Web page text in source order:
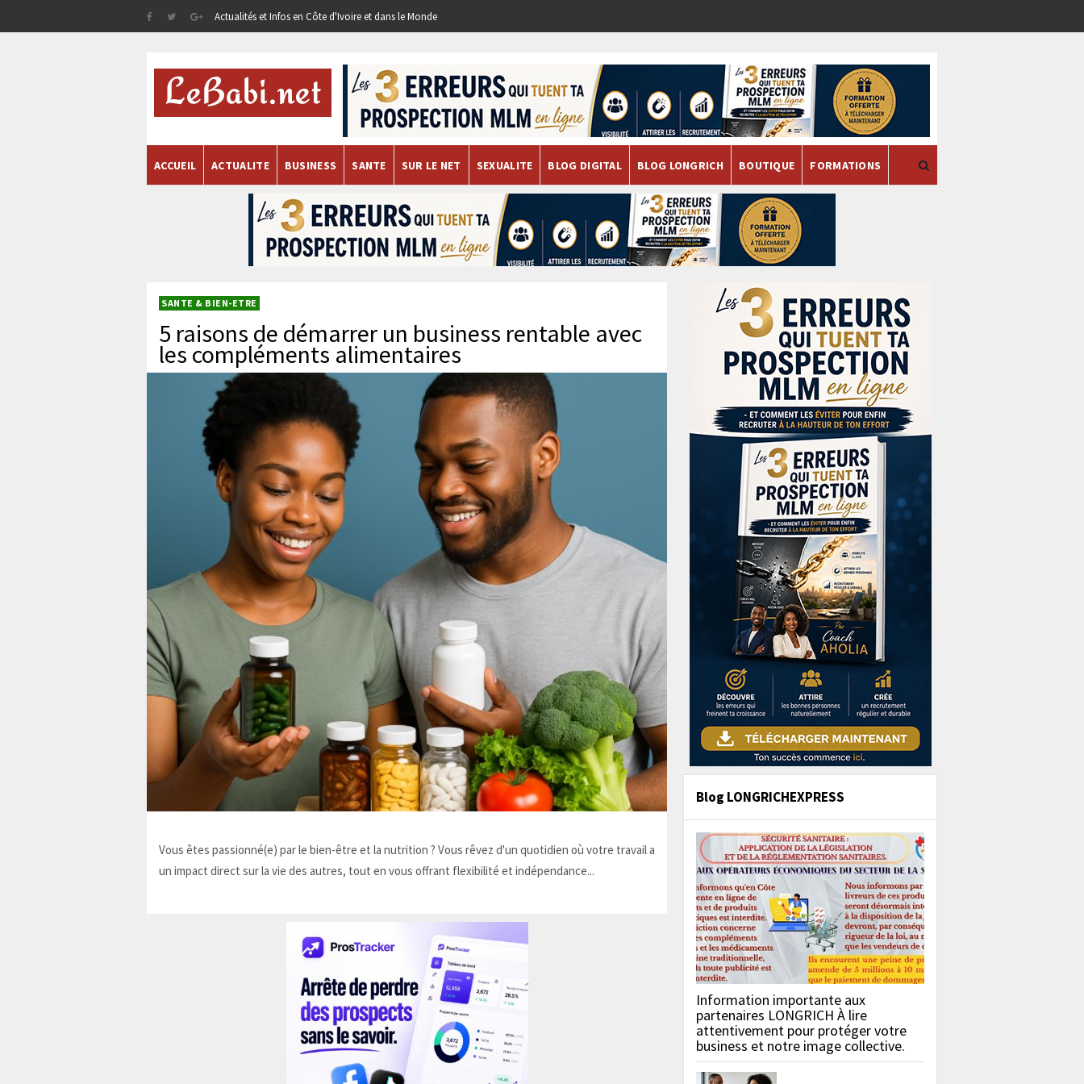
Actualités et Infos en Côte d'Ivoire et dans le Monde
ACCUEIL ACTUALITE BUSINESS SANTE SUR LE NET SEXUALITE BLOG DIGITAL BLOG LONGRICH BOUTIQUE FORMATIONS
SANTE & BIEN-ETRE
5 raisons de démarrer un business rentable avec
les compléments alimentaires
Vous êtes passionné(e) par le bien-être et la nutrition ? Vous rêvez d'un quotidien où votre travail a
un impact direct sur la vie des autres, tout en vous offrant flexibilité et indépendance...
Blog LONGRICHEXPRESS
Information importante aux
partenaires LONGRICH À lire
attentivement pour protéger votre
business et notre image collective.